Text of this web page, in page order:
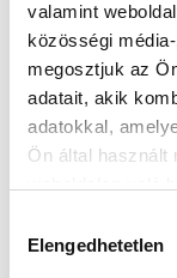
valamint
közösségi
megosztjuk az
adatait, akik
adatokkal,
Ön által használt
kiválasztása
Elengedhetetlen
NEM
KIKAPTUNK
2020-02-23 18:42:49
Megbosszulta